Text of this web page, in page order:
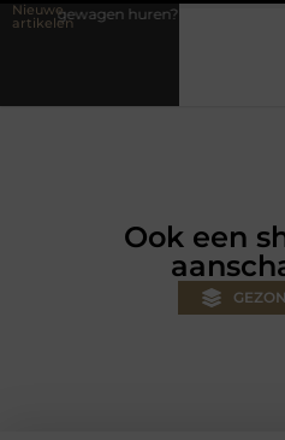
Nieuwe
artikelen
Kies de juiste aanhanger voor jouw
Ook een